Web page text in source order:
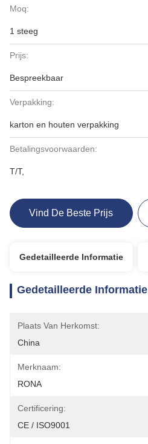
Moq:
1 steeg
Prijs:
Bespreekbaar
Verpakking:
karton en houten verpakking
Betalingsvoorwaarden:
T/T,
Vind De Beste Prijs
Gedetailleerde Informatie
Gedetailleerde Informatie
Plaats Van Herkomst:
China
Merknaam:
RONA
Certificering:
CE / ISO9001